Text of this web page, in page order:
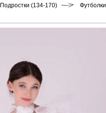
Подростки (134-170)